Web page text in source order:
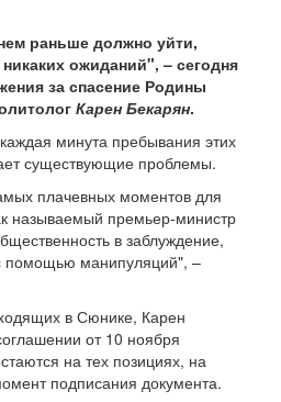
раньше должно уйти,
ожиданий", – сегодня
за спасение Родины
Карен Бекарян.
минута пребывания этих
существующие проблемы.
плачевных моментов для
называемый премьер-министр
в заблуждение,
помощью манипуляций", –
в Сюнике, Карен
от 10 ноября
на тех позициях, на
подписания документа.